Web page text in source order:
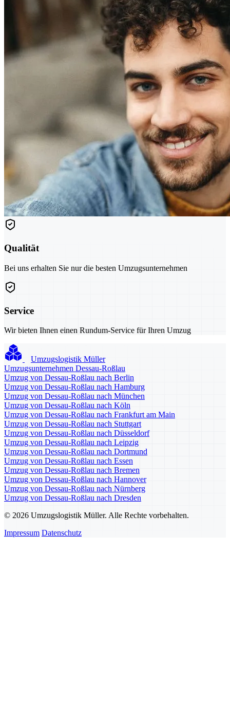
Qualität
Bei uns erhalten Sie nur die besten Umzugsunternehmen
Service
Wir bieten Ihnen einen Rundum-Service für Ihren Umzug
Umzugslogistik Müller
Umzugsunternehmen Dessau-Roßlau
Umzug von Dessau-Roßlau nach Berlin
Umzug von Dessau-Roßlau nach Hamburg
Umzug von Dessau-Roßlau nach München
Umzug von Dessau-Roßlau nach Köln
Umzug von Dessau-Roßlau nach Frankfurt am Main
Umzug von Dessau-Roßlau nach Stuttgart
Umzug von Dessau-Roßlau nach Düsseldorf
Umzug von Dessau-Roßlau nach Leipzig
Umzug von Dessau-Roßlau nach Dortmund
Umzug von Dessau-Roßlau nach Essen
Umzug von Dessau-Roßlau nach Bremen
Umzug von Dessau-Roßlau nach Hannover
Umzug von Dessau-Roßlau nach Nürnberg
Umzug von Dessau-Roßlau nach Dresden
© 2026 Umzugslogistik Müller. Alle Rechte vorbehalten.
Impressum Datenschutz